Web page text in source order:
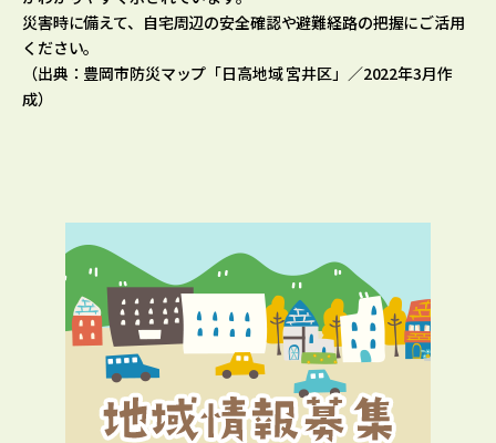
災害時に備えて、自宅周辺の安全確認や避難経路の把握にご活用
ください。
（出典：豊岡市防災マップ「日高地域 宮井区」／2022年3月作
成）